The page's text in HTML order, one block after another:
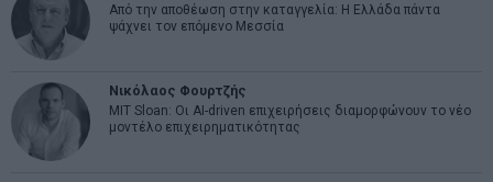
Από την αποθέωση στην καταγγελία: Η Ελλάδα πάντα
ψάχνει τον επόμενο Μεσσία
Νικόλαος Φουρτζής
MIT Sloan: Οι AI-driven επιχειρήσεις διαμορφώνουν το νέο
μοντέλο επιχειρηματικότητας